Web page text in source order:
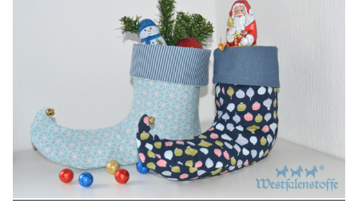
Facebook